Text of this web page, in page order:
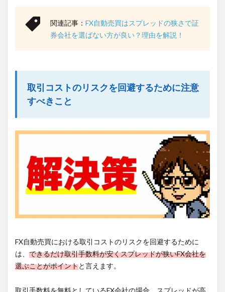
関連記事： FX自動売買はスプレッドの狭さで証
券会社を選ばない方が良い？理由を解説！
取引コストのリスクを回避するために注意
すべきこと
FX自動売買における取引コストのリスクを回避するために
は、 できるだけ取引手数料が安くスプレッドが狭いFX会社を
選ぶことがポイントと言えます。